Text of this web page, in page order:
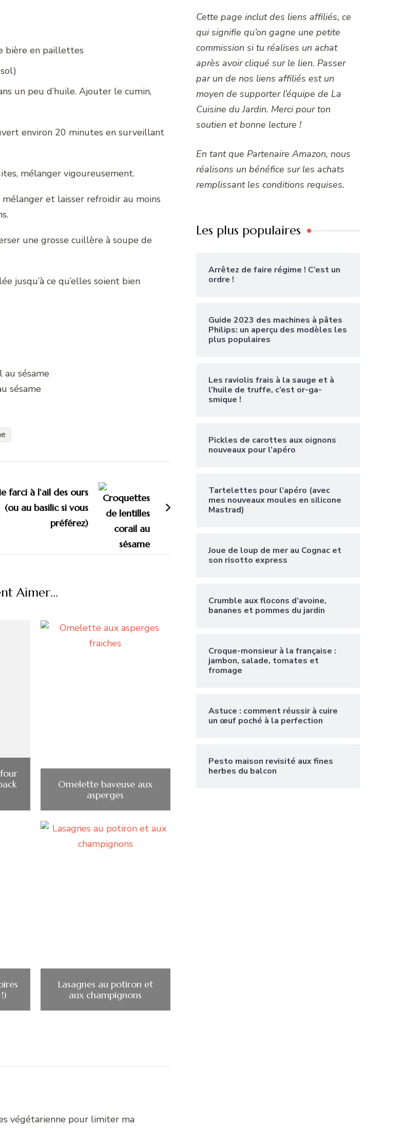
bière en paillettes
un peu d’huile. Ajouter le cumin,
environ 20 minutes en surveillant
mélanger vigoureusement.
et laisser refroidir au moins
une grosse cuillère à soupe de
jusqu’à ce qu’elles soient bien
sésame
farci à l’ail des ours
(ou au basilic si vous
préférez)
Aimer...
Omelette baveuse aux
asperges
Lasagnes au potiron et
aux champignons
végétarienne pour limiter ma
Cette page inclut des liens affiliés, ce
qui signifie qu’on gagne une petite
commission si tu réalises un achat
après avoir cliqué sur le lien. Passer
par un de nos liens affiliés est un
moyen de supporter l’équipe de La
Cuisine du Jardin. Merci pour ton
soutien et bonne lecture !
En tant que Partenaire Amazon, nous
réalisons un bénéfice sur les achats
remplissant les conditions requises.
Les plus populaires
Arrêtez de faire régime ! C’est un
ordre !
Guide 2023 des machines à pâtes
Philips: un aperçu des modèles les
plus populaires
Les raviolis frais à la sauge et à
l’huile de truffe, c’est or-ga-
smique !
Pickles de carottes aux oignons
nouveaux pour l’apéro
Tartelettes pour l’apéro (avec
mes nouveaux moules en silicone
Mastrad)
Joue de loup de mer au Cognac et
son risotto express
Crumble aux flocons d’avoine,
bananes et pommes du jardin
Croque-monsieur à la française :
jambon, salade, tomates et
fromage
Astuce : comment réussir à cuire
un œuf poché à la perfection
Pesto maison revisité aux fines
herbes du balcon